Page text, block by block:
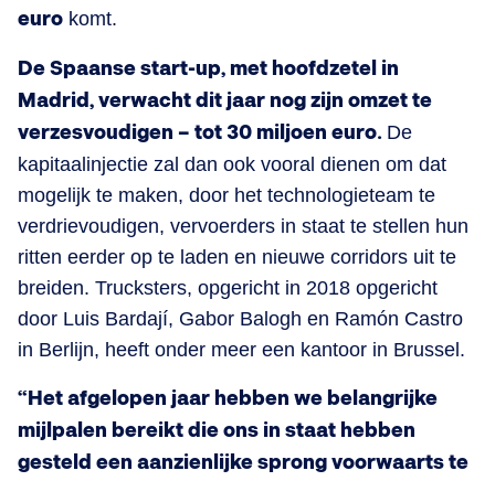
euro komt.
De Spaanse start-up, met hoofdzetel in
Madrid, verwacht dit jaar nog zijn omzet te
verzesvoudigen – tot 30 miljoen euro. De
kapitaalinjectie zal dan ook vooral dienen om dat
mogelijk te maken, door het technologieteam te
verdrievoudigen, vervoerders in staat te stellen hun
ritten eerder op te laden en nieuwe corridors uit te
breiden. Trucksters, opgericht in 2018 opgericht
door Luis Bardají, Gabor Balogh en Ramón Castro
in Berlijn, heeft onder meer een kantoor in Brussel.
“Het afgelopen jaar hebben we belangrijke
mijlpalen bereikt die ons in staat hebben
gesteld een aanzienlijke sprong voorwaarts te